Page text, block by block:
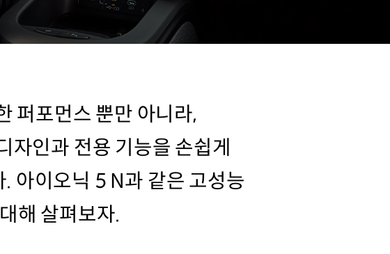
퍼포먼스 뿐만 아니라,
인과 전용 기능을 손쉽게
아이오닉 5 N과 같은 고성능
해 살펴보자.